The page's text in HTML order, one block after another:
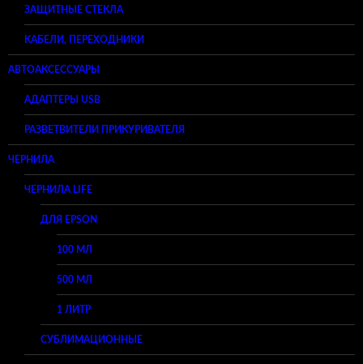
ЗАЩИТНЫЕ СТЕКЛА
КАБЕЛИ, ПЕРЕХОДНИКИ
АВТОАКСЕССУАРЫ
АДАПТЕРЫ USB
РАЗВЕТВИТЕЛИ ПРИКУРИВАТЕЛЯ
ЧЕРНИЛА
ЧЕРНИЛА LIFE
ДЛЯ EPSON
100 МЛ
500 МЛ
1 ЛИТР
СУБЛИМАЦИОННЫЕ